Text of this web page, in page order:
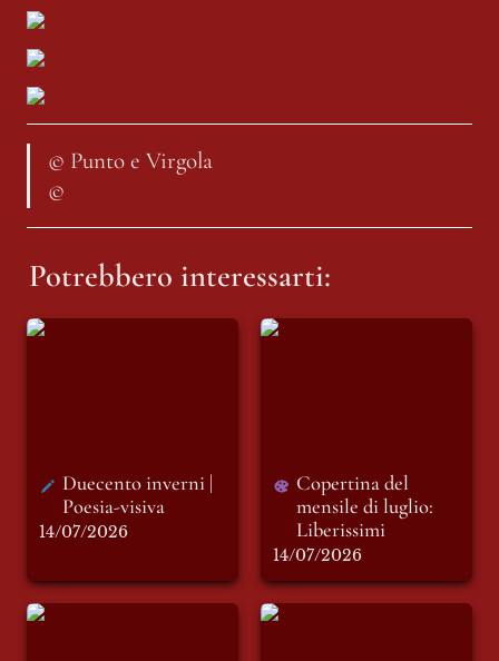
© Punto e Virgola
©
Potrebbero interessarti:
Duecento inverni |
Duecento inverni |
Poesia-visiva
14/07/2026
Copertina del
Copertina del
mensile di luglio:
Liberissimi
14/07/2026
Cartoline Ecoansia